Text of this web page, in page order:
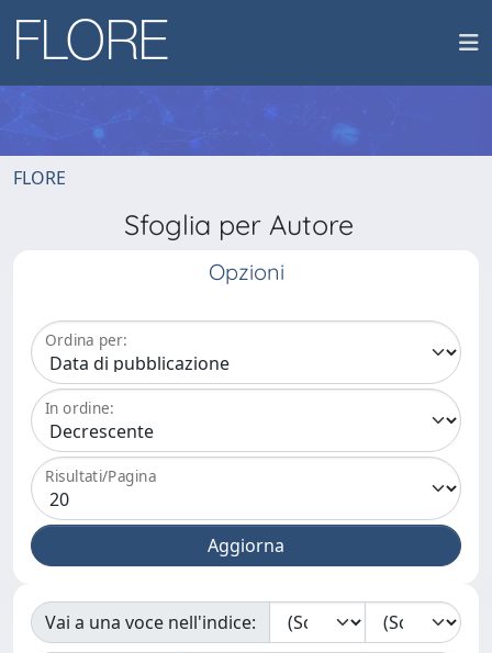
FLORE
Sfoglia per Autore
Opzioni
Ordina per:
In ordine:
Risultati/Pagina
Vai a una voce nell'indice: